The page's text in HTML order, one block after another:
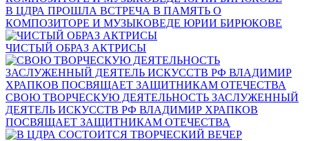
В ЦДРА ПРОШЛА ВСТРЕЧА В ПАМЯТЬ О
КОМПОЗИТОРЕ И МУЗЫКОВЕДЕ ЮРИИ БИРЮКОВЕ
ЧИСТЫЙ ОБРАЗ АКТРИСЫ
СВОЮ ТВОРЧЕСКУЮ ДЕЯТЕЛЬНОСТЬ ЗАСЛУЖЕННЫЙ
ДЕЯТЕЛЬ ИСКУССТВ РФ ВЛАДИМИР ХРАПКОВ
ПОСВЯЩАЕТ ЗАЩИТНИКАМ ОТЕЧЕСТВА